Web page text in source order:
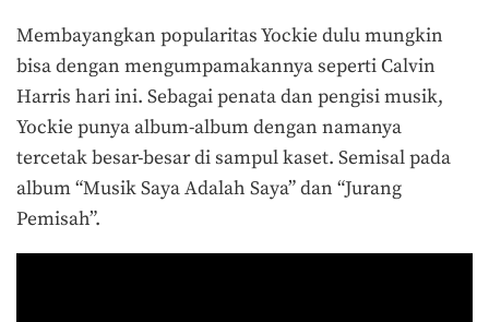
Membayangkan popularitas Yockie dulu mungkin
bisa dengan mengumpamakannya seperti Calvin
Harris hari ini. Sebagai penata dan pengisi musik,
Yockie punya album-album dengan namanya
tercetak besar-besar di sampul kaset. Semisal pada
album “Musik Saya Adalah Saya” dan “Jurang
Pemisah”.